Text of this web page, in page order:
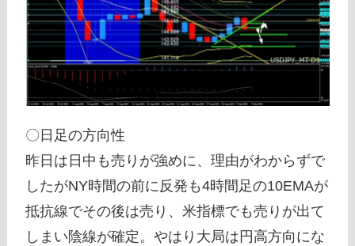
〇日足の方向性
昨日は日中も売りが強めに、理由がわからずで
したがNY時間の前に反発も4時間足の10EMAが
抵抗線でその後は売り、米指標でも売りが出て
しまい陰線が確定。やはり大局は円高方向にな